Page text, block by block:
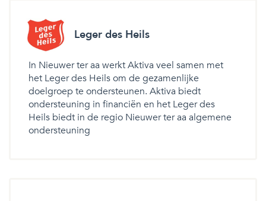
Leger des Heils
In Nieuwer ter aa werkt Aktiva veel samen met
het Leger des Heils om de gezamenlijke
doelgroep te ondersteunen. Aktiva biedt
ondersteuning in financiën en het Leger des
Heils biedt in de regio Nieuwer ter aa algemene
ondersteuning